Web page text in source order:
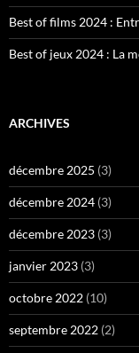
Best of films 2024 :
Best of jeux 2024 : La
ARCHIVES
décembre 2025 (3)
décembre 2024 (3)
décembre 2023 (3)
janvier 2023 (3)
octobre 2022 (10)
septembre 2022 (2)